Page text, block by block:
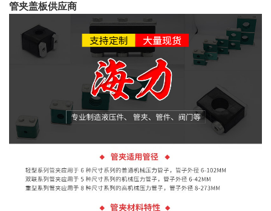
管夹盖板供应商